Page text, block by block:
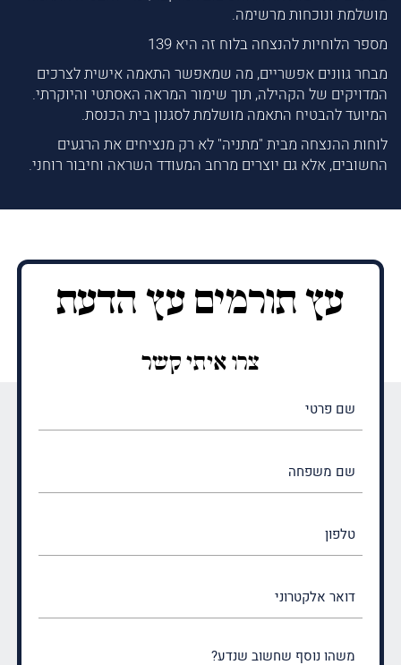
מושלמת ונוכחות מרשימה.
מספר הלוחיות להנצחה בלוח זה היא 139
מבחר גוונים אפשריים, מה שמאפשר התאמה אישית לצרכים
המדויקים של הקהילה, תוך שימור המראה האסתטי והיוקרתי.
המיועד להבטיח התאמה מושלמת לסגנון בית הכנסת.
לוחות ההנצחה מבית "מתניה" לא רק מנציחים את הרגעים
החשובים, אלא גם יוצרים מרחב המעודד השראה וחיבור רוחני.
עץ תורמים עץ הדעת
צרו איתי קשר
(חובה)
(חובה)